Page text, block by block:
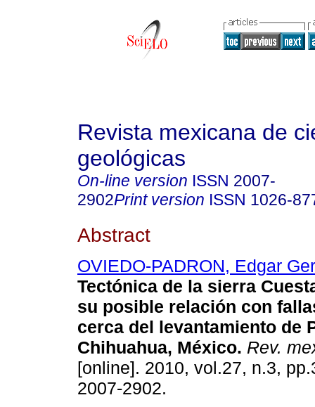
Revista mexicana de
geológicas
On-line version ISSN 2007-
2902Print version ISSN 1026-
Abstract
OVIEDO-PADRON, Edgar
Tectónica de la sierra
su posible relación con
cerca del levantamiento de
Chihuahua, México. Rev.
[online]. 2010, vol.27, n.3,
2007-2902.